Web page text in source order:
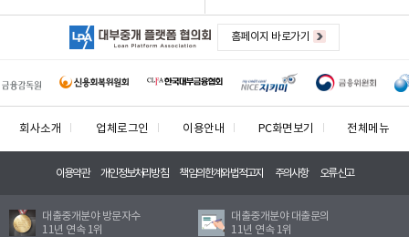
홈페이지 바로가기
회사소개 업체로그인 이용안내 PC화면보기 전체메뉴
이용약관 개인정보처리방침 책임의한계와법적고지 주의사항 오류신고
대출중개분야 방문자수
11년 연속 1위
대출중개분야 대출문의
11년 연속 1위